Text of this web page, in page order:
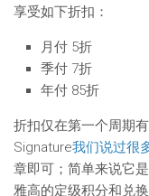
享受如下折扣：
月付 5折
季付 7折
年付 85折
折扣仅在第一个周期
Signature我们说过很
章即可；简单来说它
雅高的定级积分和兑换